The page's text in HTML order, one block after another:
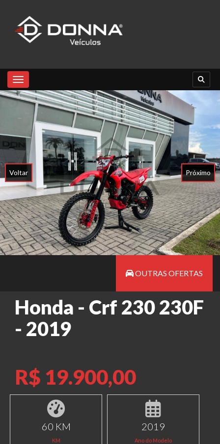
Toggle navigation
Voltar Próximo
OUTRAS OFERTAS
Honda - Crf 230 230F
- 2019
R$ 19.900,00
60 KM
KM
2019
Ano do Modelo